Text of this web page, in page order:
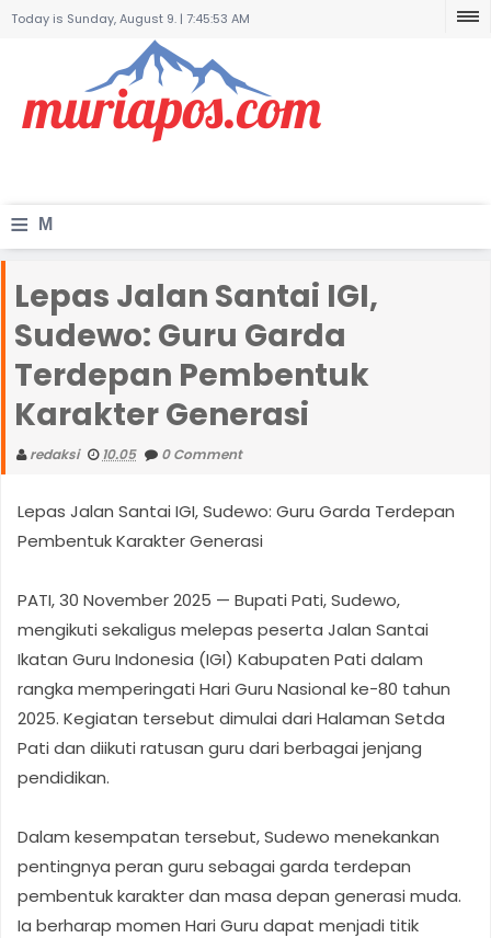
Today is Sunday, August 9. | 7:45:53 AM
≡ M
n
u
Lepas Jalan Santai IGI,
Sudewo: Guru Garda
Terdepan Pembentuk
Karakter Generasi
redaksi 10.05 0 Comment
Lepas Jalan Santai IGI, Sudewo: Guru Garda Terdepan
Pembentuk Karakter Generasi
PATI, 30 November 2025 — Bupati Pati, Sudewo,
mengikuti sekaligus melepas peserta Jalan Santai
Ikatan Guru Indonesia (IGI) Kabupaten Pati dalam
rangka memperingati Hari Guru Nasional ke-80 tahun
2025. Kegiatan tersebut dimulai dari Halaman Setda
Pati dan diikuti ratusan guru dari berbagai jenjang
pendidikan.
Dalam kesempatan tersebut, Sudewo menekankan
pentingnya peran guru sebagai garda terdepan
pembentuk karakter dan masa depan generasi muda.
Ia berharap momen Hari Guru dapat menjadi titik